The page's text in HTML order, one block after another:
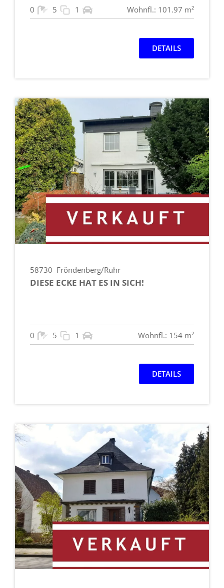
0 5 1 Wohnfl.: 101.97 m²
DETAILS
58730 Fröndenberg/Ruhr
DIESE ECKE HAT ES IN SICH!
0 5 1 Wohnfl.: 154 m²
DETAILS